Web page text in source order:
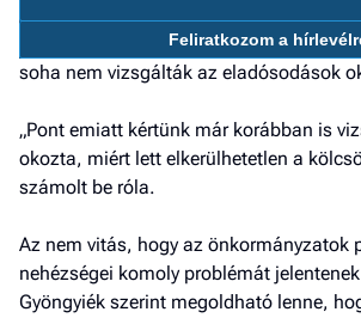
Feliratkozom a
soha nem vizsgálták az eladósodások
„Pont emiatt kértünk már korábban is
okozta, miért lett elkerülhetetlen a
számolt be róla.
Az nem vitás, hogy az önkormányzatok
nehézségei komoly problémát
Gyöngyiék szerint megoldható lenne,